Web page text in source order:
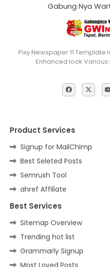
Gabung Nya
Pixy Newspaper 11
Enhanced look
Product Services
Signup for MailChimp
Best Seleted Posts
Semrush Tool
ahref Affiliate
Best Services
Sitemap Overview
Trending hot list
Grammarly Signup